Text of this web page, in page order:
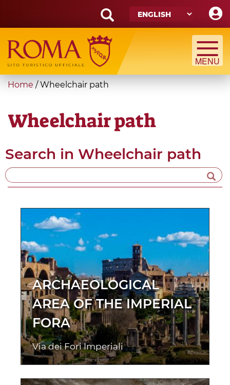
main
content
Search
form
Search
You
here
Home /Wheelchair path
Wheelchair path
Search in Wheelchair path
ARCHAEOLOGICAL
AREA OF THE IMPERIAL
FORA
Via dei Fori Imperiali